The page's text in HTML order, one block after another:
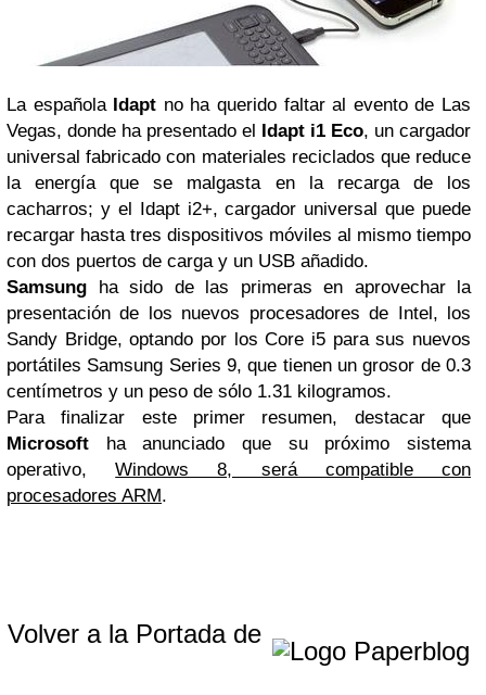
La española Idapt no ha querido faltar al evento de Las
Vegas, donde ha presentado el Idapt i1 Eco, un cargador
universal fabricado con materiales reciclados que reduce
la energía que se malgasta en la recarga de los
cacharros; y el Idapt i2+, cargador universal que puede
recargar hasta tres dispositivos móviles al mismo tiempo
con dos puertos de carga y un USB añadido.
Samsung
ha sido de las primeras en aprovechar la
presentación de los nuevos procesadores de Intel, los
Sandy Bridge, optando por los Core i5 para sus nuevos
portátiles Samsung Series 9, que tienen un grosor de 0.3
centímetros y un peso de sólo 1.31 kilogramos.
Para finalizar este primer resumen, destacar que
Microsoft ha anunciado que su próximo sistema
operativo,Windows 8, será compatible con
procesadores ARM.
Volver a la Portada de